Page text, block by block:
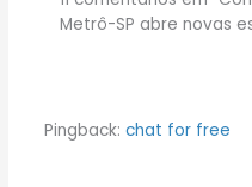
Metrô-SP abre novas
Pingback: chat for free